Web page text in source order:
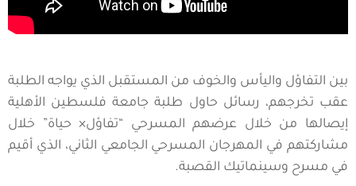
بين التفاؤل واليأس والخوف من المستقبل الذي يواجه الطلبة
عقب تخرجهم، رسائل حاول طلبة جامعة فلسطين الأهلية
إيصالها من خلال عرضهم المسرحي “تفاؤل× حياة” خلال
مشاركتهم في المهرجان المسرحي الجامعي الثاني، الذي أقيم
في مسرح وسينماتيك القصبة.